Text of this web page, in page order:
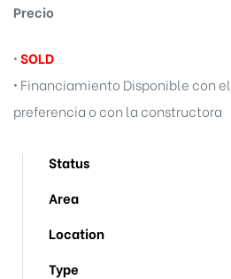
Precio
•SOLD
• Financiamiento Disponible con
preferencia o con la constructora
Status
Area
Location
Type